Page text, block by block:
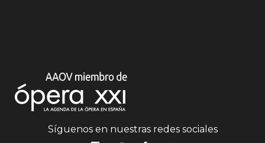
Síguenos en nuestras redes sociales